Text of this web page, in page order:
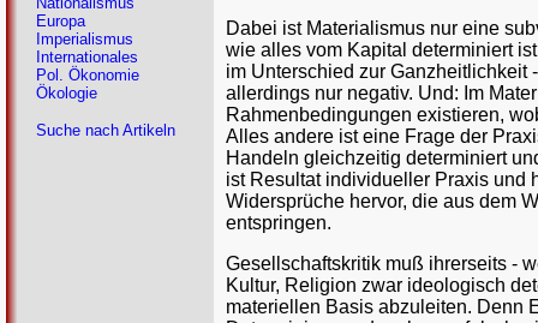
Dabei ist Materialismus nur eine
wie alles vom Kapital determiniert
im Unterschied zur Ganzheitlichkeit
allerdings nur negativ. Und: Im
Rahmenbedingungen existieren,
Alles andere ist eine Frage der
Handeln gleichzeitig determiniert
ist Resultat individueller Praxis und
Widersprüche hervor, die aus dem
entspringen.
Gesellschaftskritik muß ihrerseits -
Kultur, Religion zwar ideologisch
materiellen Basis abzuleiten. Denn
Europa
Imperialismus
Internationales
Pol. Ökonomie
Ökologie
Suche nach Artikeln